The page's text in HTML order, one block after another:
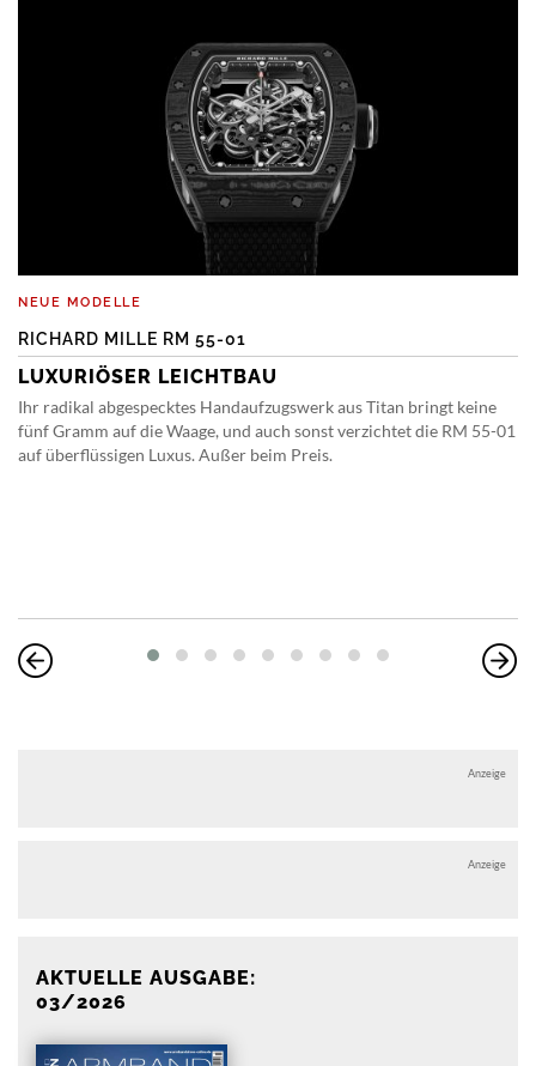
NEUE MODELLE
RICHARD MILLE RM 55-01
LUXURIÖSER LEICHTBAU
Ihr radikal abgespecktes Handaufzugswerk aus Titan bringt keine
fünf Gramm auf die Waage, und auch sonst verzichtet die RM 55-01
auf überflüssigen Luxus. Außer beim Preis.
Anzeige
Anzeige
AKTUELLE AUSGABE:
03/2026